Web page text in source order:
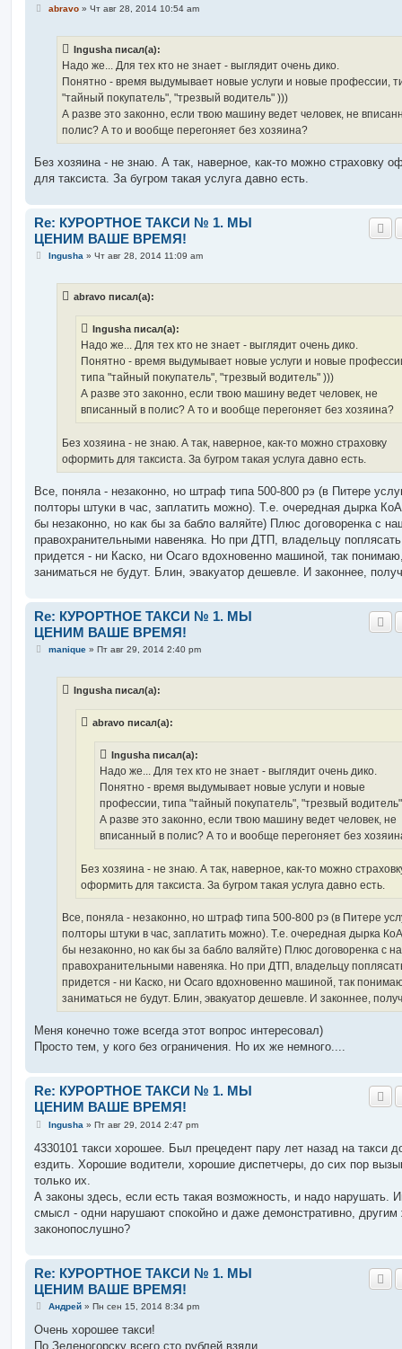
Сabravo» Чт авг 28, 2014 10:54 am
Ingusha писал(а):
Надо же... Для тех кто не знает - выглядит очень дико.
Понятно - время выдумывает новые услуги и новые профессии,
"тайный покупатель", "трезвый водитель" )))
А разве это законно, если твою машину ведет человек, не
полис? А то и вообще перегоняет без хозяина?
Без хозяина - не знаю. А так, наверное, как-то можно страховку
для таксиста. За бугром такая услуга давно есть.
Re: КУРОРТНОЕ ТАКСИ № 1. МЫ
ЦЕНИМ ВАШЕ ВРЕМЯ!
СIngusha» Чт авг 28, 2014 11:09 am
abravo писал(а):
Ingusha писал(а):
Надо же... Для тех кто не знает - выглядит очень дико.
Понятно - время выдумывает новые услуги и новые
типа "тайный покупатель", "трезвый водитель" )))
А разве это законно, если твою машину ведет человек, не
вписанный в полис? А то и вообще перегоняет без хозяина?
Без хозяина - не знаю. А так, наверное, как-то можно страховку
оформить для таксиста. За бугром такая услуга давно есть.
Все, поняла - незаконно, но штраф типа 500-800 рэ (в Питере
полторы штуки в час, заплатить можно). Т.е. очередная дырка
бы незаконно, но как бы за бабло валяйте) Плюс договоренка с
правохранительными навеняка. Но при ДТП, владельцу поплясать
придется - ни Каско, ни Осаго вдохновенно машиной, так
заниматься не будут. Блин, эвакуатор дешевле. И законнее,
Re: КУРОРТНОЕ ТАКСИ № 1. МЫ
ЦЕНИМ ВАШЕ ВРЕМЯ!
Сmanique» Пт авг 29, 2014 2:40 pm
Ingusha писал(а):
abravo писал(а):
Ingusha писал(а):
Надо же... Для тех кто не знает - выглядит очень дико.
Понятно - время выдумывает новые услуги и новые
профессии, типа "тайный покупатель", "трезвый
А разве это законно, если твою машину ведет человек, не
вписанный в полис? А то и вообще перегоняет без
Без хозяина - не знаю. А так, наверное, как-то можно
оформить для таксиста. За бугром такая услуга давно есть.
Все, поняла - незаконно, но штраф типа 500-800 рэ (в Питере
полторы штуки в час, заплатить можно). Т.е. очередная дырка
бы незаконно, но как бы за бабло валяйте) Плюс договоренка с
правохранительными навеняка. Но при ДТП, владельцу
придется - ни Каско, ни Осаго вдохновенно машиной, так
заниматься не будут. Блин, эвакуатор дешевле. И законнее,
Меня конечно тоже всегда этот вопрос интересовал)
Просто тем, у кого без ограничения. Но их же немного....
Re: КУРОРТНОЕ ТАКСИ № 1. МЫ
ЦЕНИМ ВАШЕ ВРЕМЯ!
С
о
щ
е
и
е
Ingusha » Пт авг 29, 2014 2:47 pm
4330101 такси хорошее. Был прецедент пару лет назад на такси
ездить. Хорошие водители, хорошие диспетчеры, до сих пор
только их.
А законы здесь, если есть такая возможность, и надо нарушать.
смысл - одни нарушают спокойно и даже демонстративно, другим
законопослушно?
Re: КУРОРТНОЕ ТАКСИ № 1. МЫ
ЦЕНИМ ВАШЕ ВРЕМЯ!
С
о
Андрей» Пн сен 15, 2014 8:34 pm
Очень хорошее такси!
По Зеленогорску всего сто рублей взяли,